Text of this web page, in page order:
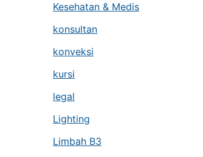
Kesehatan & Medis
konsultan
konveksi
kursi
legal
Lighting
Limbah B3